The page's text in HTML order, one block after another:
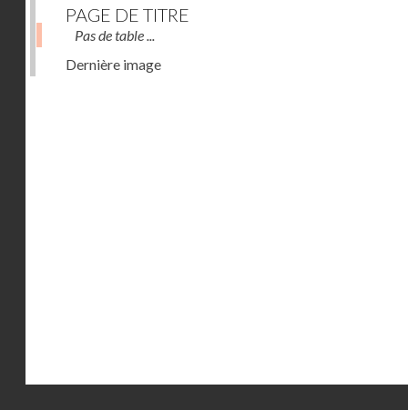
PAGE DE TITRE
Pas de table ...
Dernière image